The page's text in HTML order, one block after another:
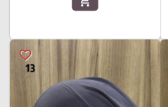
favorite_border